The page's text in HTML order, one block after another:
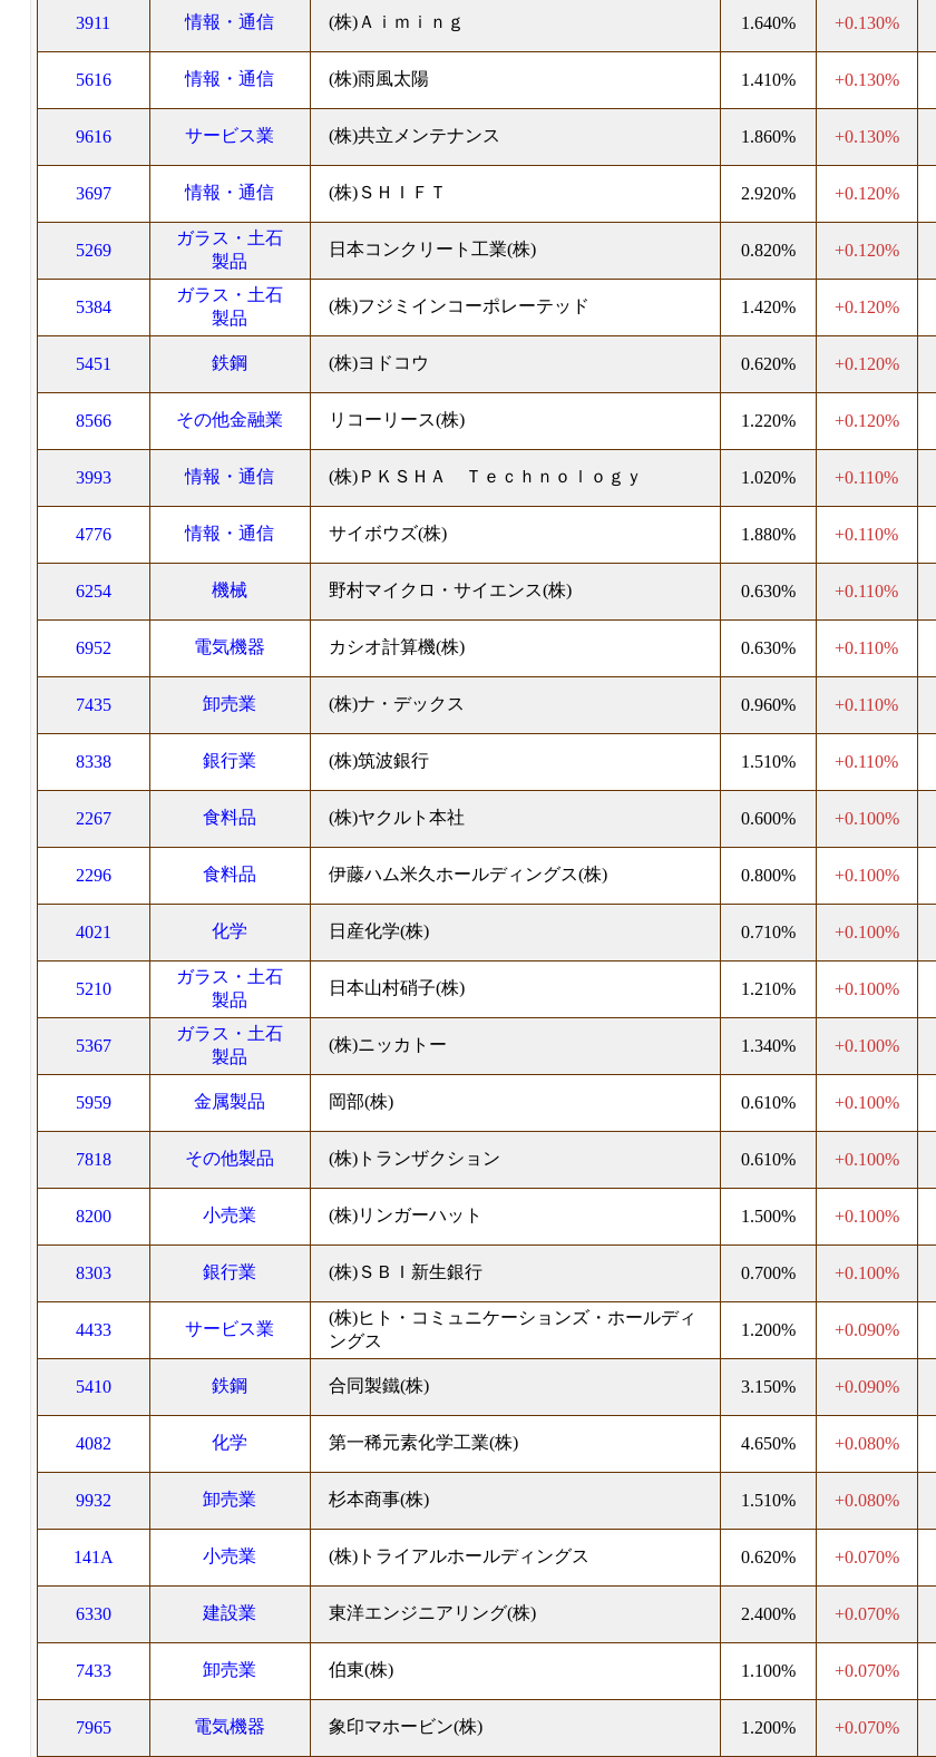
3911 情報・通信 (株)Ａｉｍｉｎｇ 1.640% +0.130%
5616 情報・通信 (株)雨風太陽 1.410% +0.130%
9616 サービス業 (株)共立メンテナンス 1.860% +0.130%
3697 情報・通信 (株)ＳＨＩＦＴ 2.920% +0.120%
5269
ガラス・土石
製品
日本コンクリート工業(株) 0.820% +0.120%
5384
ガラス・土石
製品
(株)フジミインコーポレーテッド 1.420% +0.120%
5451 鉄鋼 (株)ヨドコウ 0.620% +0.120%
8566 その他金融業 リコーリース(株) 1.220% +0.120%
3993 情報・通信 (株)ＰＫＳＨＡ Ｔｅｃｈｎｏｌｏｇｙ 1.020% +0.110%
4776 情報・通信 サイボウズ(株) 1.880% +0.110%
6254 機械 野村マイクロ・サイエンス(株) 0.630% +0.110%
6952 電気機器 カシオ計算機(株) 0.630% +0.110%
7435 卸売業 (株)ナ・デックス 0.960% +0.110%
8338 銀行業 (株)筑波銀行 1.510% +0.110%
2267 食料品 (株)ヤクルト本社 0.600% +0.100%
2296 食料品 伊藤ハム米久ホールディングス(株) 0.800% +0.100%
4021 化学 日産化学(株) 0.710% +0.100%
5210
ガラス・土石
製品
日本山村硝子(株) 1.210% +0.100%
5367
ガラス・土石
製品
(株)ニッカトー 1.340% +0.100%
5959 金属製品 岡部(株) 0.610% +0.100%
7818 その他製品 (株)トランザクション 0.610% +0.100%
8200 小売業 (株)リンガーハット 1.500% +0.100%
8303 銀行業 (株)ＳＢＩ新生銀行 0.700% +0.100%
4433 サービス業
(株)ヒト・コミュニケーションズ・ホールディ
ングス
1.200% +0.090%
5410 鉄鋼 合同製鐵(株) 3.150% +0.090%
4082 化学 第一稀元素化学工業(株) 4.650% +0.080%
9932 卸売業 杉本商事(株) 1.510% +0.080%
141A 小売業 (株)トライアルホールディングス 0.620% +0.070%
6330 建設業 東洋エンジニアリング(株) 2.400% +0.070%
7433 卸売業 伯東(株) 1.100% +0.070%
7965 電気機器 象印マホービン(株) 1.200% +0.070%